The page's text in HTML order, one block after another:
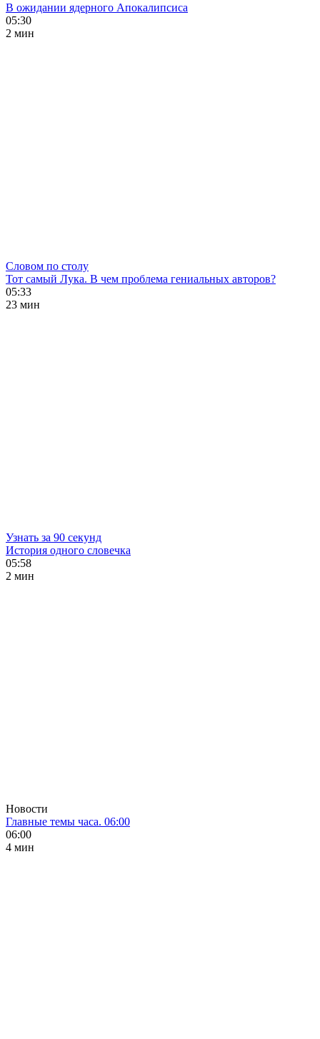
В ожидании ядерного Апокалипсиса
05:30
2 мин
Словом по столу
Тот самый Лука. В чем проблема гениальных авторов?
05:33
23 мин
Узнать за 90 секунд
История одного словечка
05:58
2 мин
Новости
Главные темы часа. 06:00
06:00
4 мин